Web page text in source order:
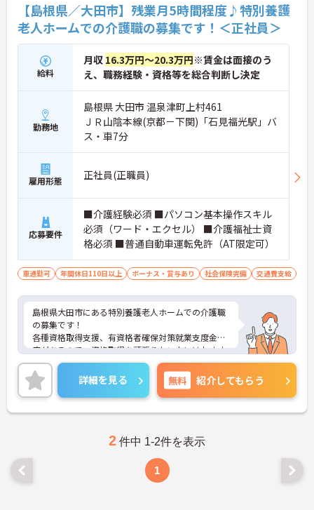
【島根県／大田市】残業月5時間程度♪特別養護
老人ホームでの介護職の募集です！＜正社員＞
給料
月収 16.3万円～20.3万円※賃金は面接のう
え、職務経験・資格等を総合判断し決定
勤務地
島根県 大田市 温泉津町上村461
ＪＲ山陰本線(京都－下関)「石見福光駅」バ
ス・車7分
雇用形態 正社員(正職員)
応募要件
■介護経験必須 ■パソコン基本操作スキル
必須（ワード・エクセル） ■介護福祉士資
格必須 ■普通自動車運転免許（AT限定可）
車通勤可 年間休日110日以上 ボーナス・賞与あり 社会保険完備 交通費支給
島根県大田市にある特別養護老人ホームでの介護職
の募集です！
各種資格取得支援、有資格者確保対策就業支度金制
度があるので、資格取得を頑張りたい方にはおすす
めです☆
昇給・賞与実績があり、他にも夜勤手当や資格手当
が充実しているので金銭面的にも安心です◎
残業は月5時間程度と少なく、完全週休2日制なの
で、プライベートも大切にできる環境です。
ので、お気軽にお問い合わせください！
詳細を見る 無料 紹介してもらう
2 件中 1-2件を表示
1